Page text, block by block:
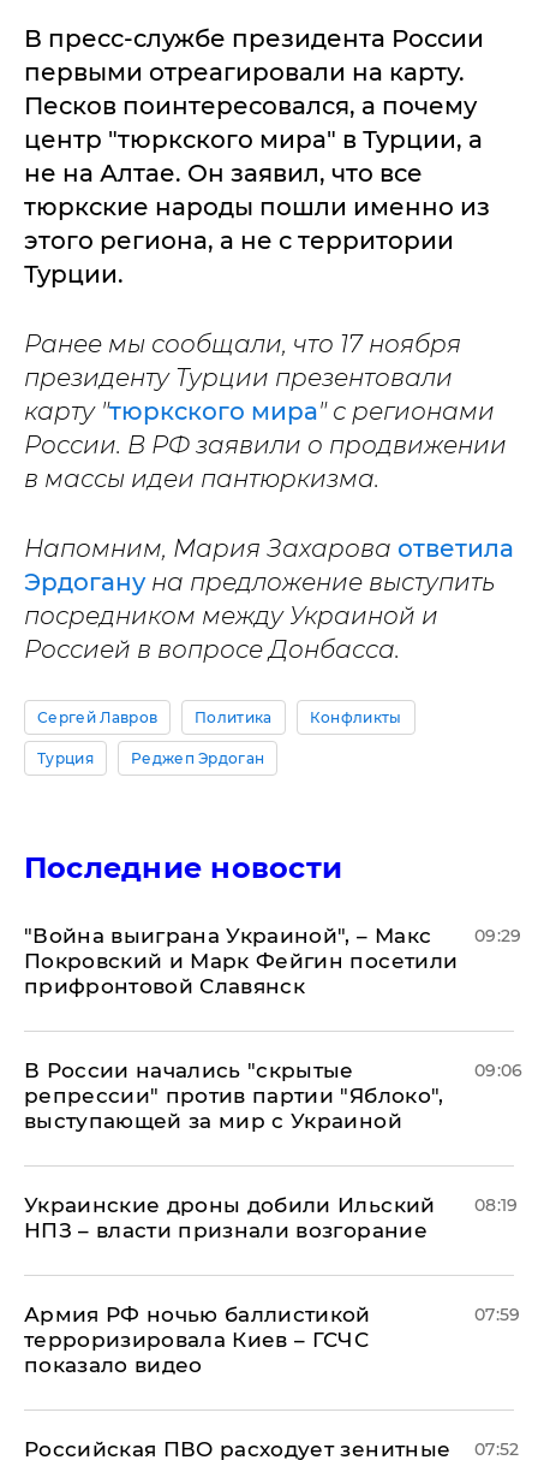
В пресс-службе президента России
первыми отреагировали на карту.
Песков поинтересовался, а почему
центр "тюркского мира" в Турции, а
не на Алтае. Он заявил, что все
тюркские народы пошли именно из
этого региона, а не с территории
Турции.
Ранее мы сообщали, что 17 ноября
президенту Турции презентовали
карту "тюркского мира" с регионами
России. В РФ заявили о продвижении
в массы идеи пантюркизма.
Напомним, Мария Захарова ответила
Эрдогануна предложение выступить
посредником между Украиной и
Россией в вопросе Донбасса.
Сергей Лавров Политика Конфликты
Турция Реджеп Эрдоган
Последние новости
"Война выиграна Украиной", – Макс
Покровский и Марк Фейгин посетили
прифронтовой Славянск
09:29
В России начались "скрытые
репрессии" против партии "Яблоко",
выступающей за мир с Украиной
09:06
Украинские дроны добили Ильский
НПЗ – власти признали возгорание
08:19
Армия РФ ночью баллистикой
терроризировала Киев – ГСЧС
показало видео
07:59
Российская ПВО расходует зенитные 07:52